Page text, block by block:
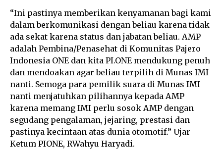
“Ini pastinya memberikan kenyamanan bagi kami
dalam berkomunikasi dengan beliau karena tidak
ada sekat karena status dan jabatan beliau. AMP
adalah Pembina/Penasehat di Komunitas Pajero
Indonesia ONE dan kita PI.ONE mendukung penuh
dan mendoakan agar beliau terpilih di Munas IMI
nanti. Semoga para pemilik suara di Munas IMI
nanti menjatuhkan pilihannya kepada AMP
karena memang IMI perlu sosok AMP dengan
segudang pengalaman, jejaring, prestasi dan
pastinya kecintaan atas dunia otomotif.” Ujar
Ketum PIONE, RWahyu Haryadi.